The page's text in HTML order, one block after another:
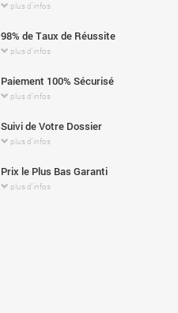
plus d'infos
98% de Taux de Réussite
plus d'infos
Paiement 100% Sécurisé
plus d'infos
Suivi de Votre Dossier
plus d'infos
Prix le Plus Bas Garanti
plus d'infos